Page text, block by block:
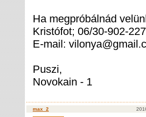
Ha megpróbálnád
Kristófot; 06/30-902-
E-mail:
Puszi,
Novokain - 1
max_2